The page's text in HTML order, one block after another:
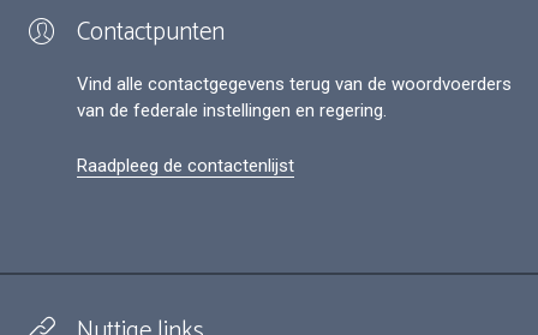
Contactpunten
Vind alle contactgegevens terug van de woordvoerders
van de federale instellingen en regering.
Raadpleeg de contactenlijst